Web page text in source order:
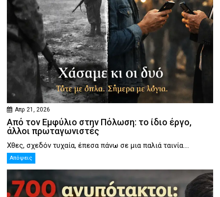
Απρ 21, 2026
Από τον Εμφύλιο στην Πόλωση: το ίδιο έργο,
άλλοι πρωταγωνιστές
Χθες, σχεδόν τυχαία, έπεσα πάνω σε μια παλιά ταινία....
Απόψεις